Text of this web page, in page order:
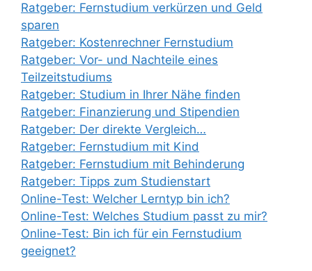
Ratgeber: Fernstudium verkürzen und Geld
sparen
Ratgeber: Kostenrechner Fernstudium
Ratgeber: Vor- und Nachteile eines
Teilzeitstudiums
Ratgeber: Studium in Ihrer Nähe finden
Ratgeber: Finanzierung und Stipendien
Ratgeber: Der direkte Vergleich…
Ratgeber: Fernstudium mit Kind
Ratgeber: Fernstudium mit Behinderung
Ratgeber: Tipps zum Studienstart
Online-Test: Welcher Lerntyp bin ich?
Online-Test: Welches Studium passt zu mir?
Online-Test: Bin ich für ein Fernstudium
geeignet?